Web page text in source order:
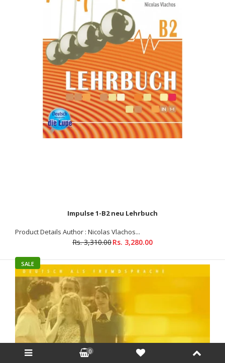
Product Details Author : Gerassimos Tsigantes Binding
: Paperback ISBN-10 : 3196210537 ISBN-13 : 9783196210538
Language : German Level : B1.2 Market : Ages 11-14...
Der grüne Max 2 Profesor
Rs. 849.00
Rs. 830.00
Impulse 1-B2 neu Lehrbuch
Product Details Author : Nicolas Vlachos...
Rs. 3,310.00Rs. 3,280.00
SALE
0